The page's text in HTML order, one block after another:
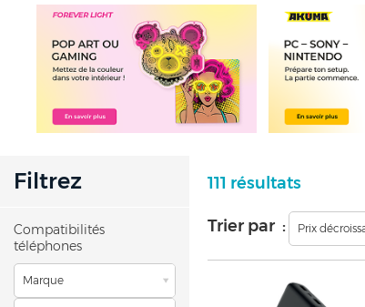
Filtrez
Compatibilités
téléphones
Marque
111 résultats
Trier par : Prix